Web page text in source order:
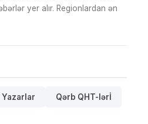
yer alır. Regionlardan ən
Yazarlar Qərb QHT-lərİ